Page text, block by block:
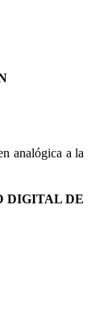
analógica a la
DIGITAL DE